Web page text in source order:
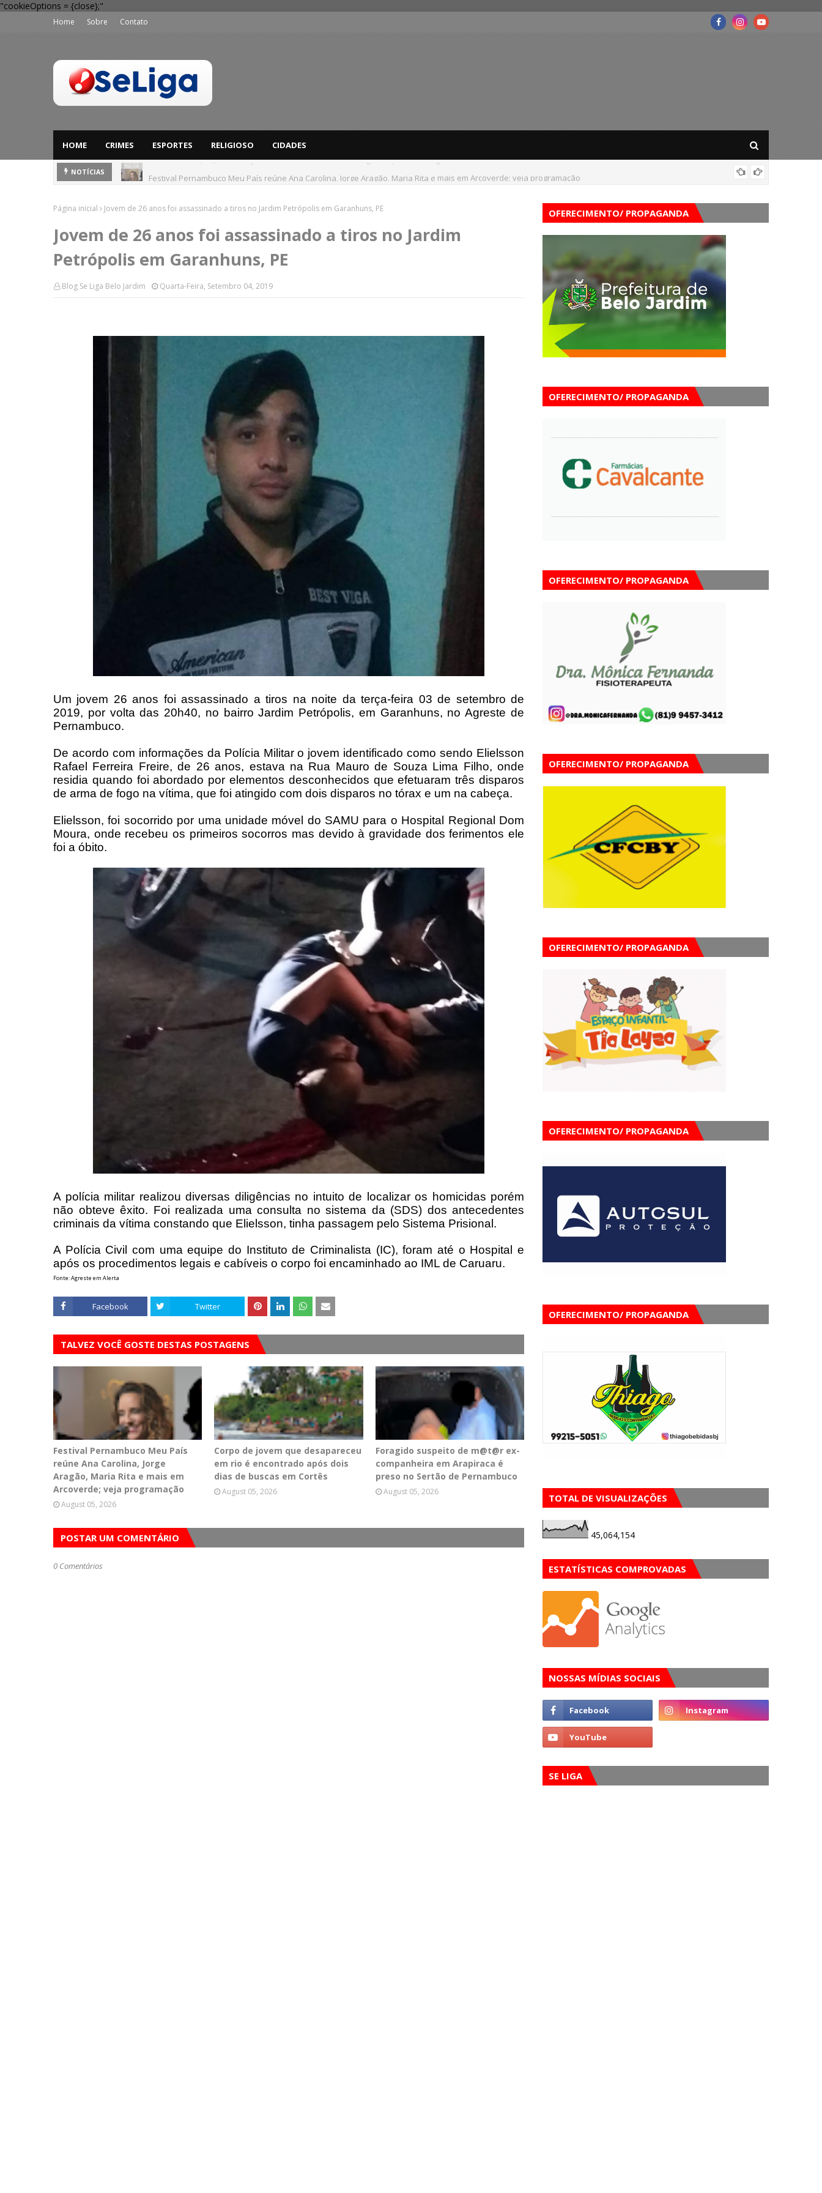
"cookieOptions = {close};"
Home Sobre Contato
HOME CRIMES ESPORTES RELIGIOSO CIDADES
NOTÍCIAS Festival Pernambuco Meu País reúne Ana Carolina, Jorge Aragão, Maria Rita e mais em Arcoverde; veja programação
Página inicial Jovem de 26 anos foi assassinado a tiros no Jardim Petrópolis em Garanhuns, PE
Jovem de 26 anos foi assassinado a tiros no Jardim
Petrópolis em Garanhuns, PE
Blog Se Liga Belo Jardim Quarta-Feira, Setembro 04, 2019
Um jovem 26 anos foi assassinado a tiros na noite da terça-feira 03 de setembro de
2019, por volta das 20h40, no bairro Jardim Petrópolis, em Garanhuns, no Agreste de
Pernambuco.
De acordo com informações da Polícia Militar o jovem identificado como sendo Elielsson
Rafael Ferreira Freire, de 26 anos, estava na Rua Mauro de Souza Lima Filho, onde
residia quando foi abordado por elementos desconhecidos que efetuaram três disparos
de arma de fogo na vítima, que foi atingido com dois disparos no tórax e um na cabeça.
Elielsson, foi socorrido por uma unidade móvel do SAMU para o Hospital Regional Dom
Moura, onde recebeu os primeiros socorros mas devido à gravidade dos ferimentos ele
foi a óbito.
A polícia militar realizou diversas diligências no intuito de localizar os homicidas porém
não obteve êxito. Foi realizada uma consulta no sistema da (SDS) dos antecedentes
criminais da vítima constando que Elielsson, tinha passagem pelo Sistema Prisional.
A Polícia Civil com uma equipe do Instituto de Criminalista (IC), foram até o Hospital e
após os procedimentos legais e cabíveis o corpo foi encaminhado ao IML de Caruaru.
Fonte: Agreste em Alerta
Facebook Twitter
TALVEZ VOCÊ GOSTE DESTAS POSTAGENS
Festival Pernambuco Meu País
reúne Ana Carolina, Jorge
Aragão, Maria Rita e mais em
Arcoverde; veja programação
August 05, 2026
Corpo de jovem que desapareceu
em rio é encontrado após dois
dias de buscas em Cortês
August 05, 2026
Foragido suspeito de m@t@r ex-
companheira em Arapiraca é
preso no Sertão de Pernambuco
August 05, 2026
POSTAR UM COMENTÁRIO
0 Comentários
OFERECIMENTO/ PROPAGANDA
OFERECIMENTO/ PROPAGANDA
OFERECIMENTO/ PROPAGANDA
OFERECIMENTO/ PROPAGANDA
OFERECIMENTO/ PROPAGANDA
OFERECIMENTO/ PROPAGANDA
OFERECIMENTO/ PROPAGANDA
TOTAL DE VISUALIZAÇÕES
45,064,154
ESTATÍSTICAS COMPROVADAS
NOSSAS MÍDIAS SOCIAIS
SE LIGA